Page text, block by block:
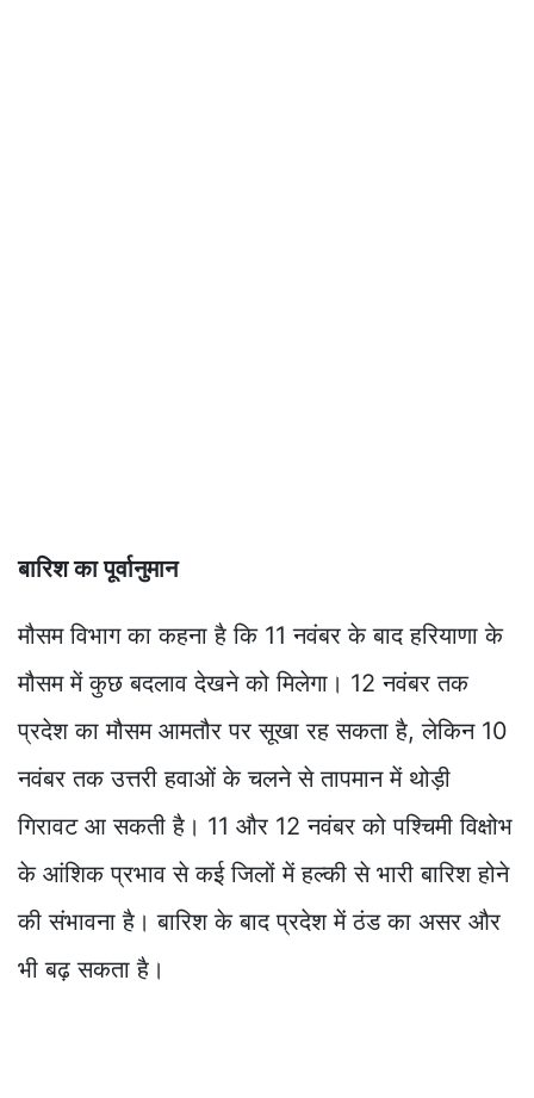
बारिश का पूर्वानुमान
मौसम विभाग का कहना है कि 11 नवंबर के बाद हरियाणा के
मौसम में कुछ बदलाव देखने को मिलेगा। 12 नवंबर तक
प्रदेश का मौसम आमतौर पर सूखा रह सकता है, लेकिन 10
नवंबर तक उत्तरी हवाओं के चलने से तापमान में थोड़ी
गिरावट आ सकती है। 11 और 12 नवंबर को पश्चिमी विक्षोभ
के आंशिक प्रभाव से कई जिलों में हल्की से भारी बारिश होने
की संभावना है। बारिश के बाद प्रदेश में ठंड का असर और
भी बढ़ सकता है।